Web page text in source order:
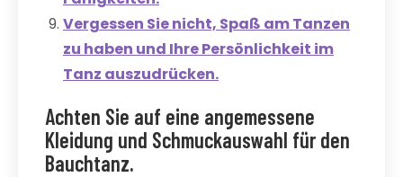
Vergessen Sie nicht, Spaß am Tanzen
zu haben und Ihre Persönlichkeit im
Tanz auszudrücken.
Achten Sie auf eine angemessene
Kleidung und Schmuckauswahl für den
Bauchtanz.